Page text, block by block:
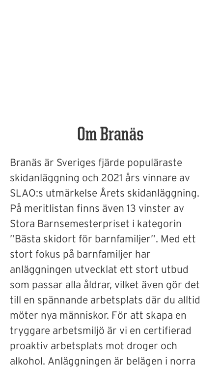
Om Branäs
Branäs är Sveriges fjärde populäraste
skidanläggning och 2021 års vinnare av
SLAO:s utmärkelse Årets skidanläggning.
På meritlistan finns även 13 vinster av
Stora Barnsemesterpriset i kategorin
”Bästa skidort för barnfamiljer”. Med ett
stort fokus på barnfamiljer har
anläggningen utvecklat ett stort utbud
som passar alla åldrar, vilket även gör det
till en spännande arbetsplats där du alltid
möter nya människor. För att skapa en
tryggare arbetsmiljö är vi en certifierad
proaktiv arbetsplats mot droger och
alkohol. Anläggningen är belägen i norra